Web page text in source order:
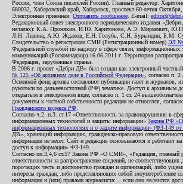
России, член Союза писателей России). Главный редактор:
680032, Хабаровский край, Хабаровск, проспект 60-летия
Электронная приемная: Отправить сообщение . E-mail:
Редакционный совет электронного периодического издания
началах): К.А. Пронякин, И.Ю. Харитонова, А.Э. Мирмович,
Л.Н. Левина, А.Ю. Жданов, Е.Н. Голубь, С.Н. Бурындин, Б.М.
Свидетельство о регистрации СМИ (Регистрационный номер) ЭЛ №
Федеральной службой по надзору в сфере связи, информационных
коммуникаций (Роскомнадзор) 16.06.2011 г. Территория
Федерация, зарубежные страны.
В 2006 г. проект «Дебри-ДВ» был создан как электронный частный
№ 125 «Об архивном деле в Российской Федерации» , согласно п.
Основной фонд архива составляют публикации газет и журналов,
рукописи по дальневосточной (РФ) тематике. Доступ к архивным
открытым в электронном виде, согласно п. 1 ст. 24
документы к частной собственности редакции не относятся,
Гражданского кодекса РФ
Согласно ч.2. п.3. ст.17 «Ответственность за правонарушения в
информационных технологий и защиты информации» Закона РФ
информационных технологиях и о защите информации» (ФЗ-149 от
ДВ», хранящий информацию, гражданско-правовую
информации не несет. Сайт и редакция основываются и работают
доступ к информации» ФЗ-149.
Согласно пп.3,4,6 ст.57 Закона РФ «О СМИ», «Редакция, главный
ответственности за распространение сведений, не соответствующих
порочащих честь и достоинство граждан и организаций, либо
интересы граждан, либо представляющих собой злоупотребление
информации и (или) правами журналиста: ...если они являются